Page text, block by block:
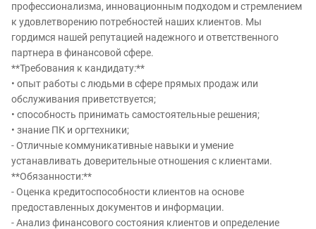
профессионализма, инновационным подходом и стремлением
к удовлетворению потребностей наших клиентов. Мы
гордимся нашей репутацией надежного и ответственного
партнера в финансовой сфере.
**Требования к кандидату:**
• опыт работы с людьми в сфере прямых продаж или
обслуживания приветствуется;
• способность принимать самостоятельные решения;
• знание ПК и оргтехники;
- Отличные коммуникативные навыки и умение
устанавливать доверительные отношения с клиентами.
**Обязанности:**
- Оценка кредитоспособности клиентов на основе
предоставленных документов и информации.
- Анализ финансового состояния клиентов и определение